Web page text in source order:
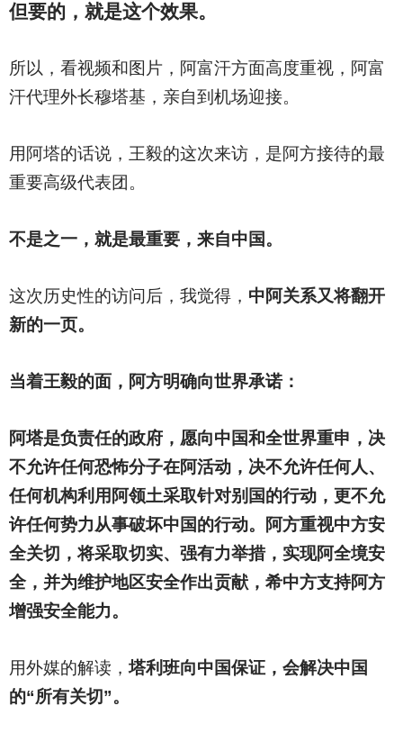
但要的，就是这个效果。
所以，看视频和图片，阿富汗方面高度重视，阿富
汗代理外长穆塔基，亲自到机场迎接。
用阿塔的话说，王毅的这次来访，是阿方接待的最
重要高级代表团。
不是之一，就是最重要，来自中国。
这次历史性的访问后，我觉得， 中阿关系又将翻开
新的一页。
当着王毅的面，阿方明确向世界承诺：
阿塔是负责任的政府，愿向中国和全世界重申，决
不允许任何恐怖分子在阿活动，决不允许任何人、
任何机构利用阿领土采取针对别国的行动，更不允
许任何势力从事破坏中国的行动。阿方重视中方安
全关切，将采取切实、强有力举措，实现阿全境安
全，并为维护地区安全作出贡献，希中方支持阿方
增强安全能力。
用外媒的解读，塔利班向中国保证，会解决中国
的“所有关切”。